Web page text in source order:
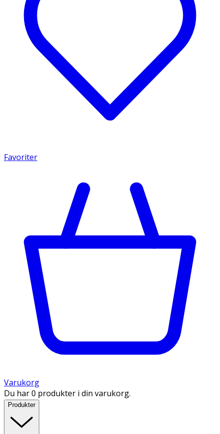
Favoriter
Varukorg
Du har 0 produkter i din varukorg.
Produkter